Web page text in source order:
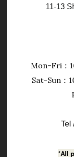
11-13 Shing
Mon-Fri：
Sat-Sun：
Tel
*All